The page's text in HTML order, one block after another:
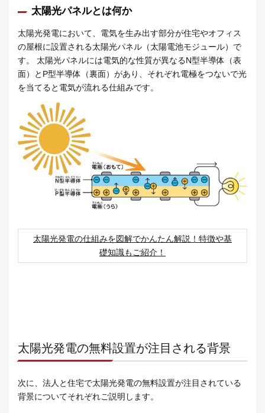
太陽光パネルとは何か
太陽光発電において、電気を生み出す部分が住宅やオフィス
の屋根に設置される太陽光パネル（太陽電池モジュール）で
す。 太陽光パネルには電気的な性質が異なるN型半導体（表
面）とP型半導体（裏面）があり、それぞれ電極をつないで光
を当てると電気が流れる仕組みです。
太陽光発電の仕組みを図解でかんたん解説！特徴や基
礎知識もご紹介！
太陽光発電の無料設置が注目される背景
次に、法人と住宅で太陽光発電の無料設置が注目されている
背景についてそれぞれご説明します。